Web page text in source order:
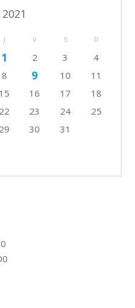
J V S D
1 2 3
4
8 9 10
11
15 16 17
18
22 23 24
25
29 30 31